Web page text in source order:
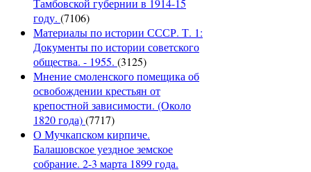
году. (7106)
Материалы по истории СССР. Т. 1:
Документы по истории советского
общества. - 1955. (3125)
Мнение смоленского помещика об
освобождении крестьян от
крепостной зависимости. (Около
1820 года)(7717)
О Мучкапском кирпиче.
Балашовское уездное земское
собрание. 2-3 марта 1899 года.